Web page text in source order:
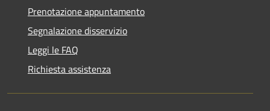
Prenotazione appuntamento
Segnalazione disservizio
Leggi le FAQ
Richiesta assistenza